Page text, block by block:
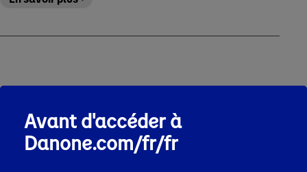
Vous ne trouvez pas la réponse à vos
Avant d'accéder à
Danone.com/fr/fr